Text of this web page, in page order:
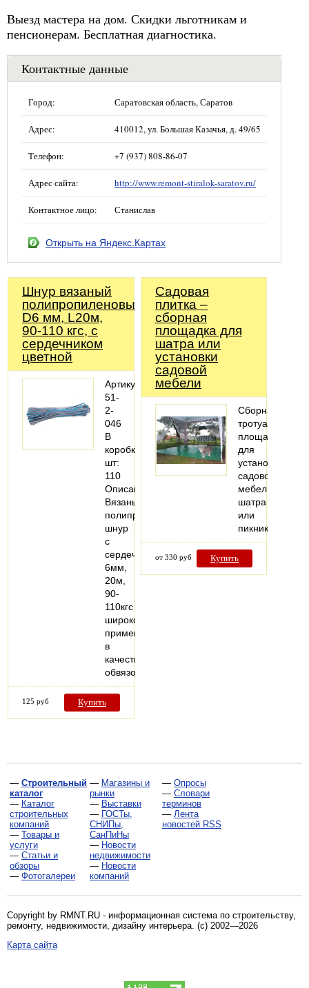
Выезд мастера на дом. Скидки льготникам и
пенсионерам. Бесплатная диагностика.
Контактные данные
Город: Саратовская область, Саратов
Адрес: 410012, ул. Большая Казачья, д. 49/65
Телефон: +7 (937) 808-86-07
Адрес сайта: http://www.remont-stiralok-saratov.ru/
Контактное лицо: Станислав
Открыть на Яндекс.Картах
Шнур вязаный
полипропиленовый,
D6 мм, L20м,
90-110 кгс, с
сердечником
цветной
Артикул:
51-
2-
046
В
коробке,
шт:
110
Описание:
Вязаный
полипропиленовый
шнур
с
сердечником
6мм,
20м,
90-
110кгс
широко
применяется
в
качестве
обвязочного…
125 руб Купить
Садовая
плитка –
сборная
площадка для
шатра или
установки
садовой
мебели
Сборная
тротуарная
площадка
для
установки
садовой
мебели,
шатра
или
пикника.
от 330 руб Купить
— Строительный
каталог
— Каталог
строительных
компаний
— Товары и
услуги
— Статьи и
обзоры
— Фотогалереи
— Магазины и
рынки
— Выставки
— ГОСТы,
СНИПы,
СанПиНы
— Новости
недвижимости
— Новости
компаний
— Опросы
— Словари
терминов
— Лента
новостей RSS
Copyright by RMNT.RU - информационная система по строительству,
ремонту, недвижимости, дизайну интерьера. (c) 2002—2026
Карта сайта